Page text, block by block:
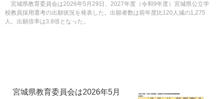
宮城県教育委員会は2026年5月29日、2027年度（令和9年度）宮城県公立学
校教員採用選考の出願状況を発表した。出願者数は前年度比120人減の1,275
人。出願倍率は3.8倍となった。
宮城県教育委員会は2026年5月